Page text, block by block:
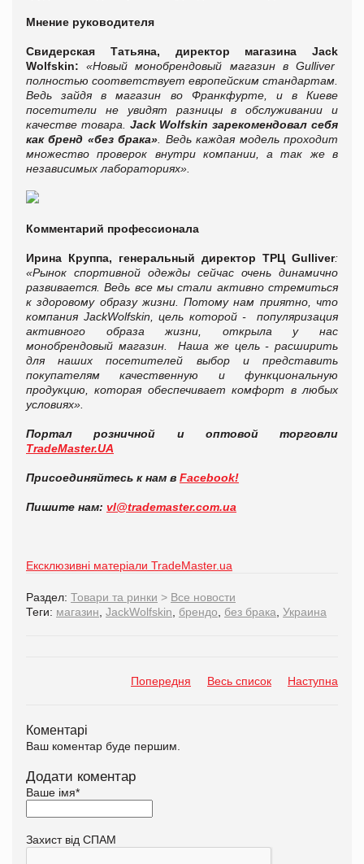
Мнение руководителя
Свидерская Татьяна, директор магазина Jack
Wolfskin:
«Новый монобрендовый магазин вGulliver
полностью соответствует европейским стандартам.
Ведь зайдя в магазин во Франкфурте, и в Киеве
посетители не увидят разницы в обслуживании и
качестве товара. Jack Wolfskin зарекомендовал себя
как бренд «без брака» . Ведь каждая модель проходит
множество проверок внутри компании, а так же в
независимых лабораториях».
Комментарий профессионала
Ирина Круппа, генеральный директор ТРЦ Gulliver:
«Рынок спортивной одежды сейчас очень динамично
развивается. Ведь все мы стали активно стремиться
к здоровому образу жизни. Потому нам приятно, что
компания JackWolfskin, цель которой - популяризация
активного образа жизни, открыла у нас
монобрендовый магазин. Наша же цель - расширить
для наших посетителей выбор и представить
покупателям качественную и функциональную
продукцию, которая обеспечивает комфорт в любых
условиях».
Портал розничной и оптовой торговли
TradeMaster.UA
Присоединяйтесь к нам в Facebook!
Пишите нам: vl@trademaster.com.ua
Ексклюзивні матеріали TradeMaster.ua
Раздел: Товари та ринки > Все новости
Теги: магазин JackWolfskin брендо без брака Украина
Попередня Весь список Наступна
Коментарі
Ваш коментар буде першим.
Додати коментар
Ваше імя*
Захист від СПАМ